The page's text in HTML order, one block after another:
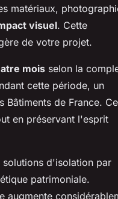
matériaux,
visuel. Cette
de votre projet.
mois selon la
cette période, un
de France.
en préservant l'esprit
d'isolation par
patrimoniale.
augmente